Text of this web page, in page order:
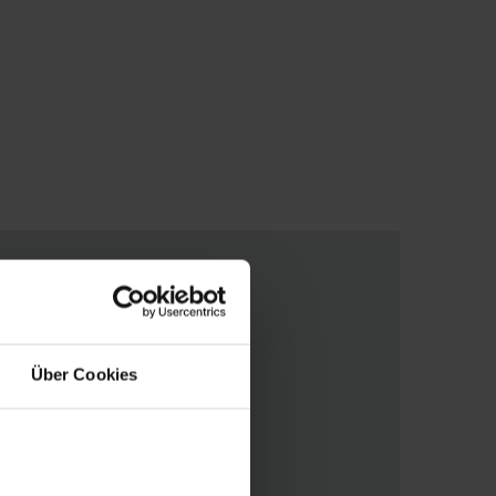
Über Cookies
climatisé grâce à l’isolation
de raccordement. Les